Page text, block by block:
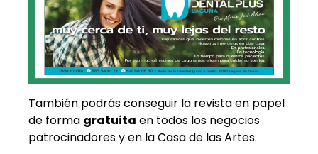
También podrás conseguir la revista en papel
de forma gratuita en todos los negocios
patrocinadores y en la Casa de las Artes.